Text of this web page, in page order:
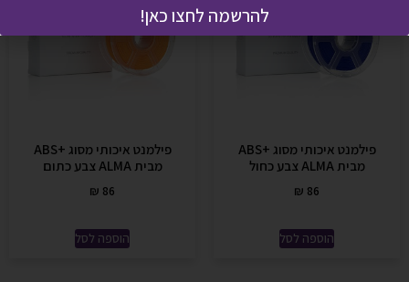
פילמנט איכותי מסוג +ABS
מבית ALMA צבע כחול
₪ 86
הוספה לסל
פילמנט איכותי מסוג +ABS
מבית ALMA צבע כתום
₪ 86
הוספה לסל
להרשמה לחצו כאן!